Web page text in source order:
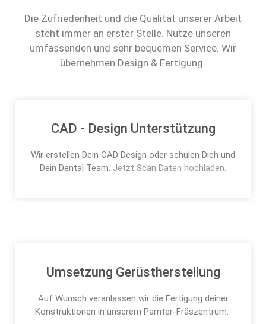
Die Zufriedenheit und die Qualität unserer Arbeit
steht immer an erster Stelle. Nutze unseren
umfassenden und sehr bequemen Service. Wir
übernehmen Design & Fertigung.
CAD - Design Unterstützung
Wir erstellen Dein CAD Design oder schulen Dich und
Dein Dental Team. Jetzt Scan Daten hochladen.
Umsetzung Gerüstherstellung
Auf Wunsch veranlassen wir die Fertigung deiner
Konstruktionen in unserem Parnter-Fräszentrum.